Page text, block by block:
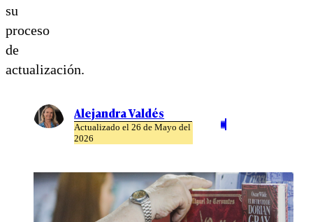
su
proceso
de
actualización.
Alejandra Valdés
Actualizado el 26 de Mayo del
2026